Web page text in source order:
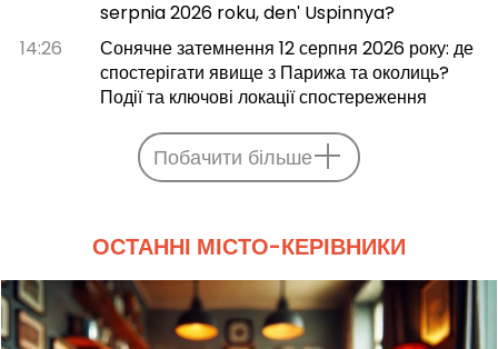
serpnia 2026 roku, denʹ Uspinnya?
14:26
Сонячне затемнення 12 серпня 2026 року: де
спостерігати явище з Парижа та околиць?
Події та ключові локації спостереження
Побачити більше
ОСТАННІ МІСТО-КЕРІВНИКИ